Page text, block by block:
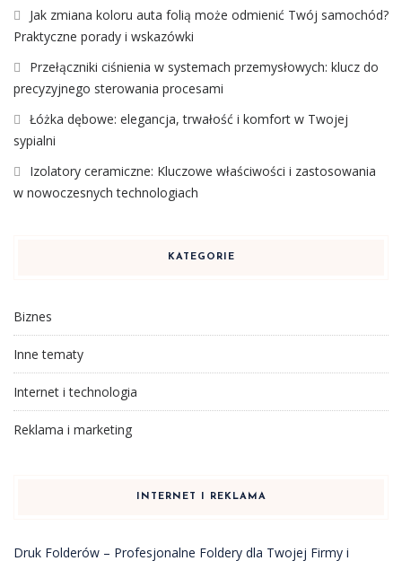
Jak zmiana koloru auta folią może odmienić Twój samochód?
Praktyczne porady i wskazówki
Przełączniki ciśnienia w systemach przemysłowych: klucz do
precyzyjnego sterowania procesami
Łóżka dębowe: elegancja, trwałość i komfort w Twojej
sypialni
Izolatory ceramiczne: Kluczowe właściwości i zastosowania
w nowoczesnych technologiach
KATEGORIE
Biznes
Inne tematy
Internet i technologia
Reklama i marketing
INTERNET I REKLAMA
Druk Folderów – Profesjonalne Foldery dla Twojej Firmy i